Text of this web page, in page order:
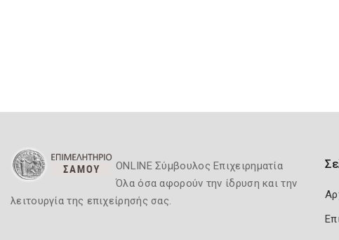
ONLINE Σύμβουλος Επιχειρηματία
Όλα όσα αφορούν την ίδρυση και την
λειτουργία της επιχείρησής σας.